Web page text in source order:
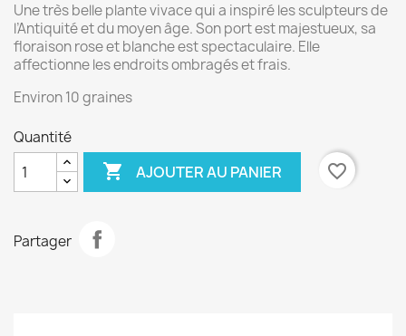
Une très belle plante vivace qui a inspiré les sculpteurs de
l’Antiquité et du moyen âge. Son port est majestueux, sa
floraison rose et blanche est spectaculaire. Elle
affectionne les endroits ombragés et frais.
Environ 10 graines
Quantité
 AJOUTER AU PANIER favorite_border
Partager